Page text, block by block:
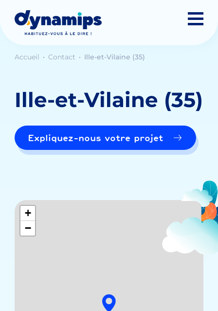
Accueil Contact Ille-et-Vilaine (35)
Ille-et-Vilaine (35)
Expliquez-nous votre projet
+
−